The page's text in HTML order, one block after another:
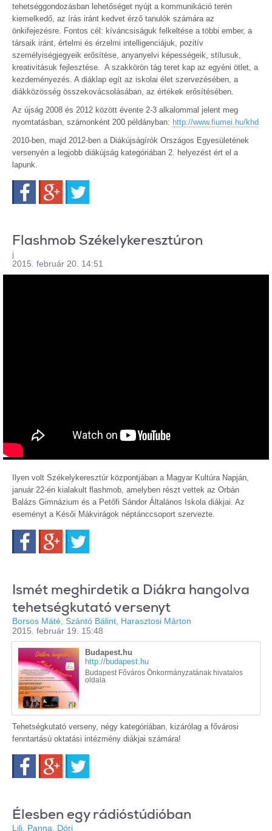
tehetséggondozásban lehetőséget nyújt a kommunikáció terén
kiemelkedő, az írás iránt kedvet érző tanulók számára az
önkifejezésre. Fontos cél: kíváncsiságuk felkeltése a többi ember, a
társaik iránt, értelmi és érzelmi intelligenciájuk, pozitív
személyiségjegyeik erősítése, anyanyelvi képességeik, stílusuk,
kreativitásuk fejlesztése. A szakkörön tág teret kap az egyéni ötlet, a
kezdeményezés. A diáklap egít az iskolai élet szervezésében, a
diákközösség összekovácsolásában, az értékek erősítésében.
Az újság 2008 és 2012 között évente 2-3 alkalommal jelent meg
nyomtatásban, számonként 200 példányban: http://www.fiumei.hu/khd
2010-ben, majd 2012-ben a Diákújságírók Országos Egyesületének
versenyén a legjobb diákújság kategóriában 2. helyezést ért el a
lapunk.
FacebookGoogle+
Flashmob Székelykeresztúron
j
2015. február 20. 14:51
Ilyen volt Székelykeresztúr központjában a Magyar Kultúra Napján,
január 22-én kialakult flashmob, amelyben részt vettek az Orbán
Balázs Gimnázium és a Petőfi Sándor Általános Iskola diákjai. Az
eseményt a Késői Mákvirágok néptánccsoport szervezte.
FacebookGoogle+
Ismét meghirdetik a Diákra hangolva
tehetségkutató versenyt
Borsos Máté, Szántó Bálint, Harasztosi Márton
2015. február 19. 15:48
Budapest.hu
http://budapest.hu
Budapest Főváros Önkormányzatának hivatalos
oldala
Tehetségkutató verseny, négy kategóriában, kizárólag a fővárosi
fenntartású oktatási intézmény diákjai számára!
FacebookGoogle+
Élesben egy rádióstúdióban
Lili, Panna, Dóri